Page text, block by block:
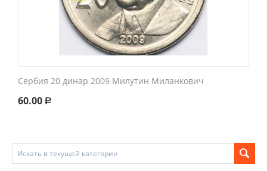
Сербия 20 динар 2009 Милутин Миланкович
60.00 Р